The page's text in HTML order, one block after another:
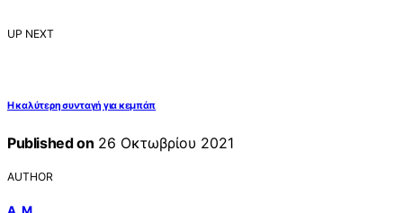
UP NEXT
Η καλύτερη συνταγή για κεμπάπ
Published on 26 Οκτωβρίου 2021
AUTHOR